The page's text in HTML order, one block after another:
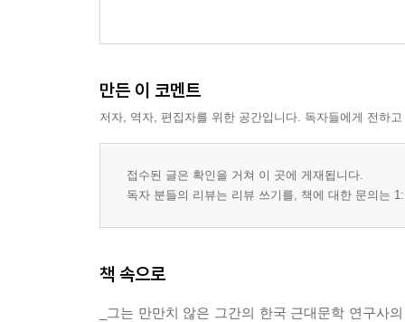
만든 이 코멘트
저자, 역자, 편집자를 위한 공간입니다. 독자들에게 전하
접수된 글은 확인을 거쳐 이 곳에 게재됩니다.
독자 분들의 리뷰는 리뷰 쓰기를, 책에 대한 문의는
책 속으로
_그는 만만치 않은 그간의 한국 근대문학 연구사